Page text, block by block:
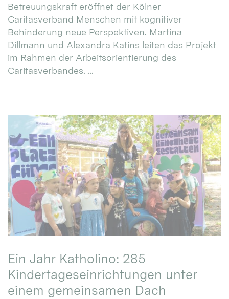
Betreuungskraft eröffnet der Kölner
Caritasverband Menschen mit kognitiver
Behinderung neue Perspektiven. Martina
Dillmann und Alexandra Katins leiten das Projekt
im Rahmen der Arbeitsorientierung des
Caritasverbandes. ...
Ein Jahr Katholino: 285
Kindertageseinrichtungen unter
einem gemeinsamen Dach